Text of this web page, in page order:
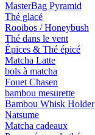
MasterBag Pyramid
Thé glacé
Rooibos / Honeybush
Thé dans le vent
Épices & Thé épicé
Matcha Latte
bols à matcha
Fouet Chasen
bambou mesurette
Bambou Whisk Holder
Natsume
Matcha cadeaux